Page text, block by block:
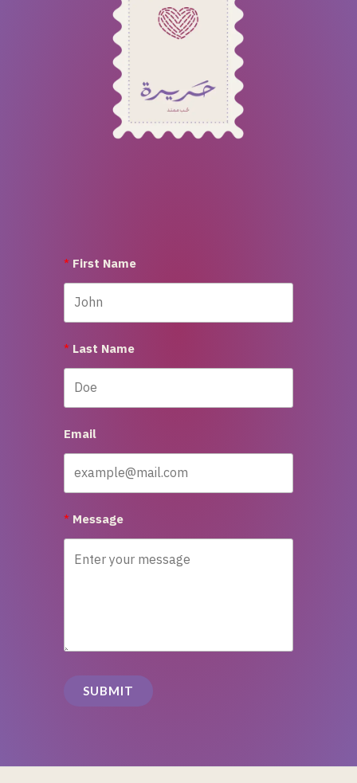
First Name
Last Name
Email
Message
SUBMIT